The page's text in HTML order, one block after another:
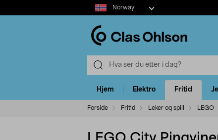
Select
market
Norway
Hjem Elektro Fritid
Forside Fritid Leker og spill LEGO